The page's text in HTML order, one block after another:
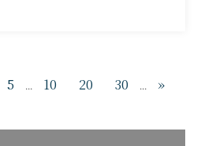
5 ... 10 20 30 ... »